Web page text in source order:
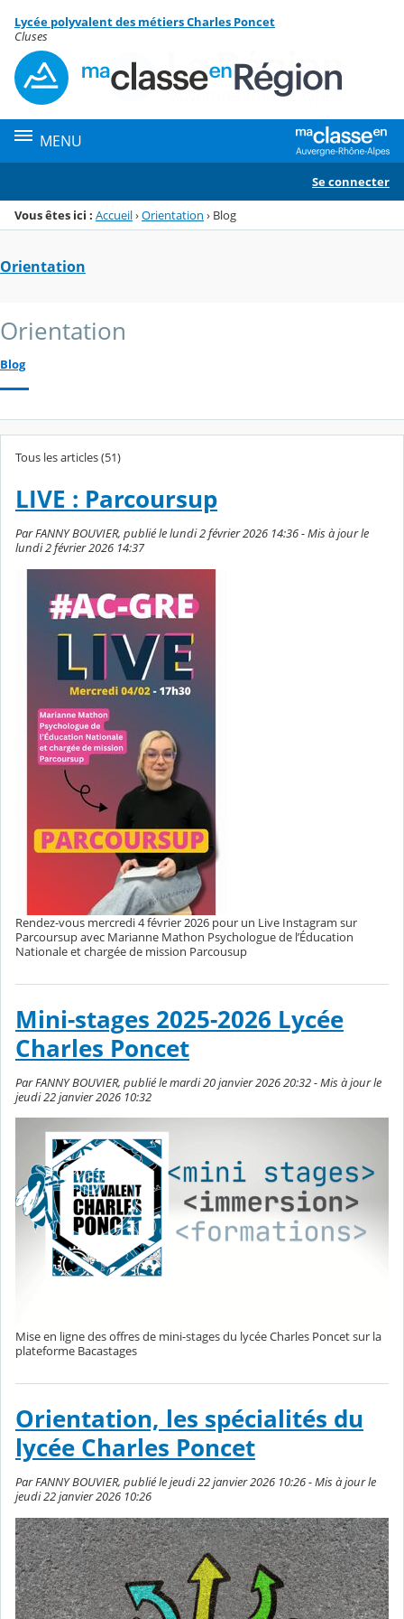
Menu de la rubrique
Contenu
Lycée polyvalent des métiers Charles Poncet
Cluses
MENU
Se connecter
Vous êtes ici : Accueil›Orientation › Blog
Orientation
Orientation
Blog
Tous les articles (51)
LIVE : Parcoursup
Par FANNY BOUVIER, publié le lundi 2 février 2026 14:36 - Mis à jour le
lundi 2 février 2026 14:37
Rendez-vous mercredi 4 février 2026 pour un Live Instagram sur
Parcoursup avec Marianne Mathon Psychologue de l’Éducation
Nationale et chargée de mission Parcousup
Mini-stages 2025-2026 Lycée
Charles Poncet
Par FANNY BOUVIER, publié le mardi 20 janvier 2026 20:32 - Mis à jour le
jeudi 22 janvier 2026 10:32
Mise en ligne des offres de mini-stages du lycée Charles Poncet sur la
plateforme Bacastages
Orientation, les spécialités du
lycée Charles Poncet
Par FANNY BOUVIER, publié le jeudi 22 janvier 2026 10:26 - Mis à jour le
jeudi 22 janvier 2026 10:26